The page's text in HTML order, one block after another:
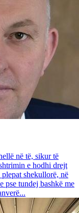
në të, sikur të
e hodhi drejt
shekullorë, në
pse tundej bashkë me